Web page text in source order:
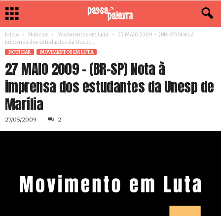
Início Noticiar Movimentos em Luta
27 MAIO 2009 – (BR-SP) Nota à
imprensa dos estudantes da Unesp...
NOTICIAR MOVIMENTOS EM LUTA
27 MAIO 2009 – (BR-SP) Nota à
imprensa dos estudantes da Unesp de
Marília
27/05/2009 2